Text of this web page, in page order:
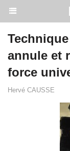
annule et
force
Hervé CAUSSE